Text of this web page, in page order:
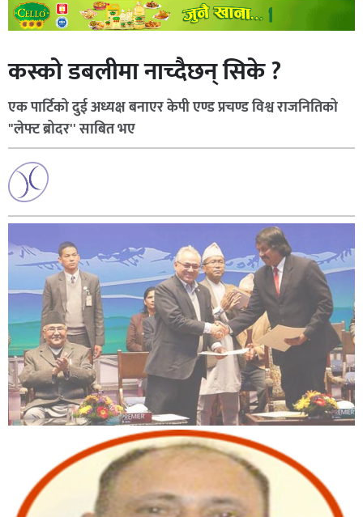
कस्को डबलीमा नाच्दैछन् सिके ?
एक पार्टिको दुई अध्यक्ष बनाएर केपी एण्ड प्रचण्ड विश्व राजनितिको
"लेफ्ट ब्रोदर'' साबित भए